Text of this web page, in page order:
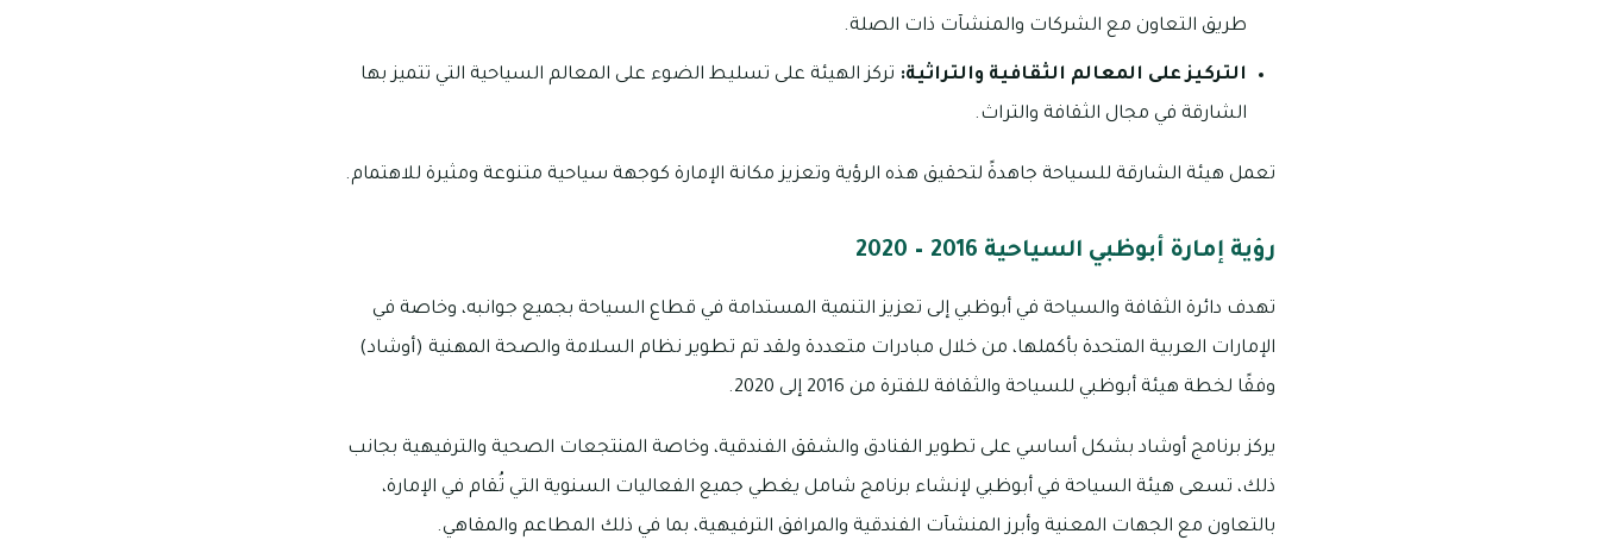
طريق التعاون مع الشركات والمنشآت ذات الصلة.
التركيز على المعالم الثقافية والتراثية: تركز الهيئة على تسليط الضوء على المعالم السياحية التي تتميز بها
الشارقة في مجال الثقافة والتراث.
تعمل هيئة الشارقة للسياحة جاهدةً لتحقيق هذه الرؤية وتعزيز مكانة الإمارة كوجهة سياحية متنوعة ومثيرة للاهتمام.
رؤية إمارة أبوظبي السياحية 2016 – 2020
تهدف دائرة الثقافة والسياحة في أبوظبي إلى تعزيز التنمية المستدامة في قطاع السياحة بجميع جوانبه، وخاصة في
الإمارات العربية المتحدة بأكملها، من خلال مبادرات متعددة ولقد تم تطوير نظام السلامة والصحة المهنية (أوشاد)
وفقًا لخطة هيئة أبوظبي للسياحة والثقافة للفترة من 2016 إلى 2020.
يركز برنامج أوشاد بشكل أساسي على تطوير الفنادق والشقق الفندقية، وخاصة المنتجعات الصحية والترفيهية بجانب
ذلك، تسعى هيئة السياحة في أبوظبي لإنشاء برنامج شامل يغطي جميع الفعاليات السنوية التي تُقام في الإمارة،
بالتعاون مع الجهات المعنية وأبرز المنشآت الفندقية والمرافق الترفيهية، بما في ذلك المطاعم والمقاهي.